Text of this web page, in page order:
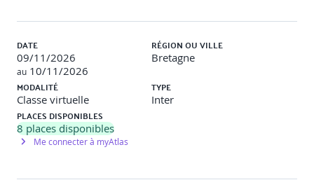
- Coordination et intelligence collective
Organisation et outils associés
- Discussion instantanée et partage d’informations
- Réunions et webconférences
- Partage de documents
- Gestion des tâches
DATE
09/11/2026
au 10/11/2026
RÉGION OU VILLE
Bretagne
MODALITÉ
Classe virtuelle
TYPE
Inter
PLACES DISPONIBLES
8 places disponibles
Me connecter à myAtlas